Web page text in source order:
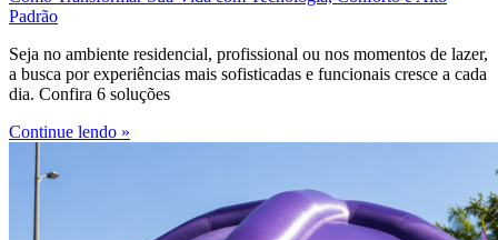
Padrão
Seja no ambiente residencial, profissional ou nos momentos de lazer,
a busca por experiências mais sofisticadas e funcionais cresce a cada
dia. Confira 6 soluções
Continue lendo »